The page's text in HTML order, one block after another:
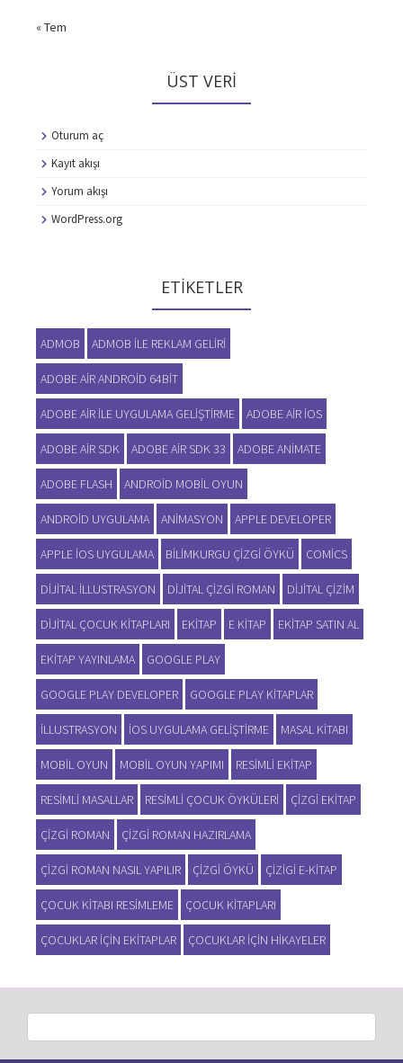
« Tem
ÜST VERI
Oturum aç
Kayıt akışı
Yorum akışı
WordPress.org
ETIKETLER
ADMOB ADMOB ILE REKLAM GELIRI
ADOBE AIR ANDROID 64BIT
ADOBE AIR ILE UYGULAMA GELIŞTIRME ADOBE AIR IOS
ADOBE AIR SDK ADOBE AIR SDK 33 ADOBE ANIMATE
ADOBE FLASH ANDROID MOBIL OYUN
ANDROID UYGULAMA ANIMASYON APPLE DEVELOPER
APPLE IOS UYGULAMA BILIMKURGU ÇIZGI ÖYKÜ COMICS
DIJITAL ILLUSTRASYON DIJITAL ÇIZGI ROMAN DIJITAL ÇIZIM
DIJITAL ÇOCUK KITAPLARI EKITAP E KITAP EKITAP SATIN AL
EKITAP YAYINLAMA GOOGLE PLAY
GOOGLE PLAY DEVELOPER GOOGLE PLAY KITAPLAR
ILLUSTRASYON IOS UYGULAMA GELIŞTIRME MASAL KITABI
MOBIL OYUN MOBIL OYUN YAPIMI RESIMLI EKITAP
RESIMLI MASALLAR RESIMLI ÇOCUK ÖYKÜLERI ÇIZGI EKITAP
ÇIZGI ROMAN ÇIZGI ROMAN HAZIRLAMA
ÇIZGI ROMAN NASIL YAPILIR ÇIZGI ÖYKÜ ÇIZIGI E-KITAP
ÇOCUK KITABI RESIMLEME ÇOCUK KITAPLARI
ÇOCUKLAR IÇIN EKITAPLAR ÇOCUKLAR IÇIN HIKAYELER